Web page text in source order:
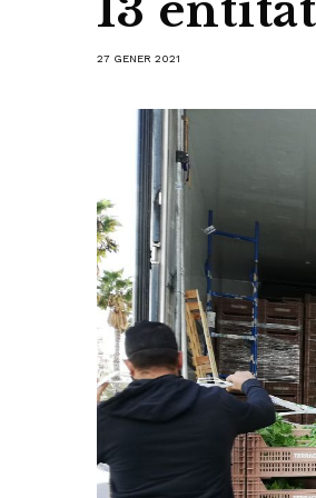
13
27 GENER 2021